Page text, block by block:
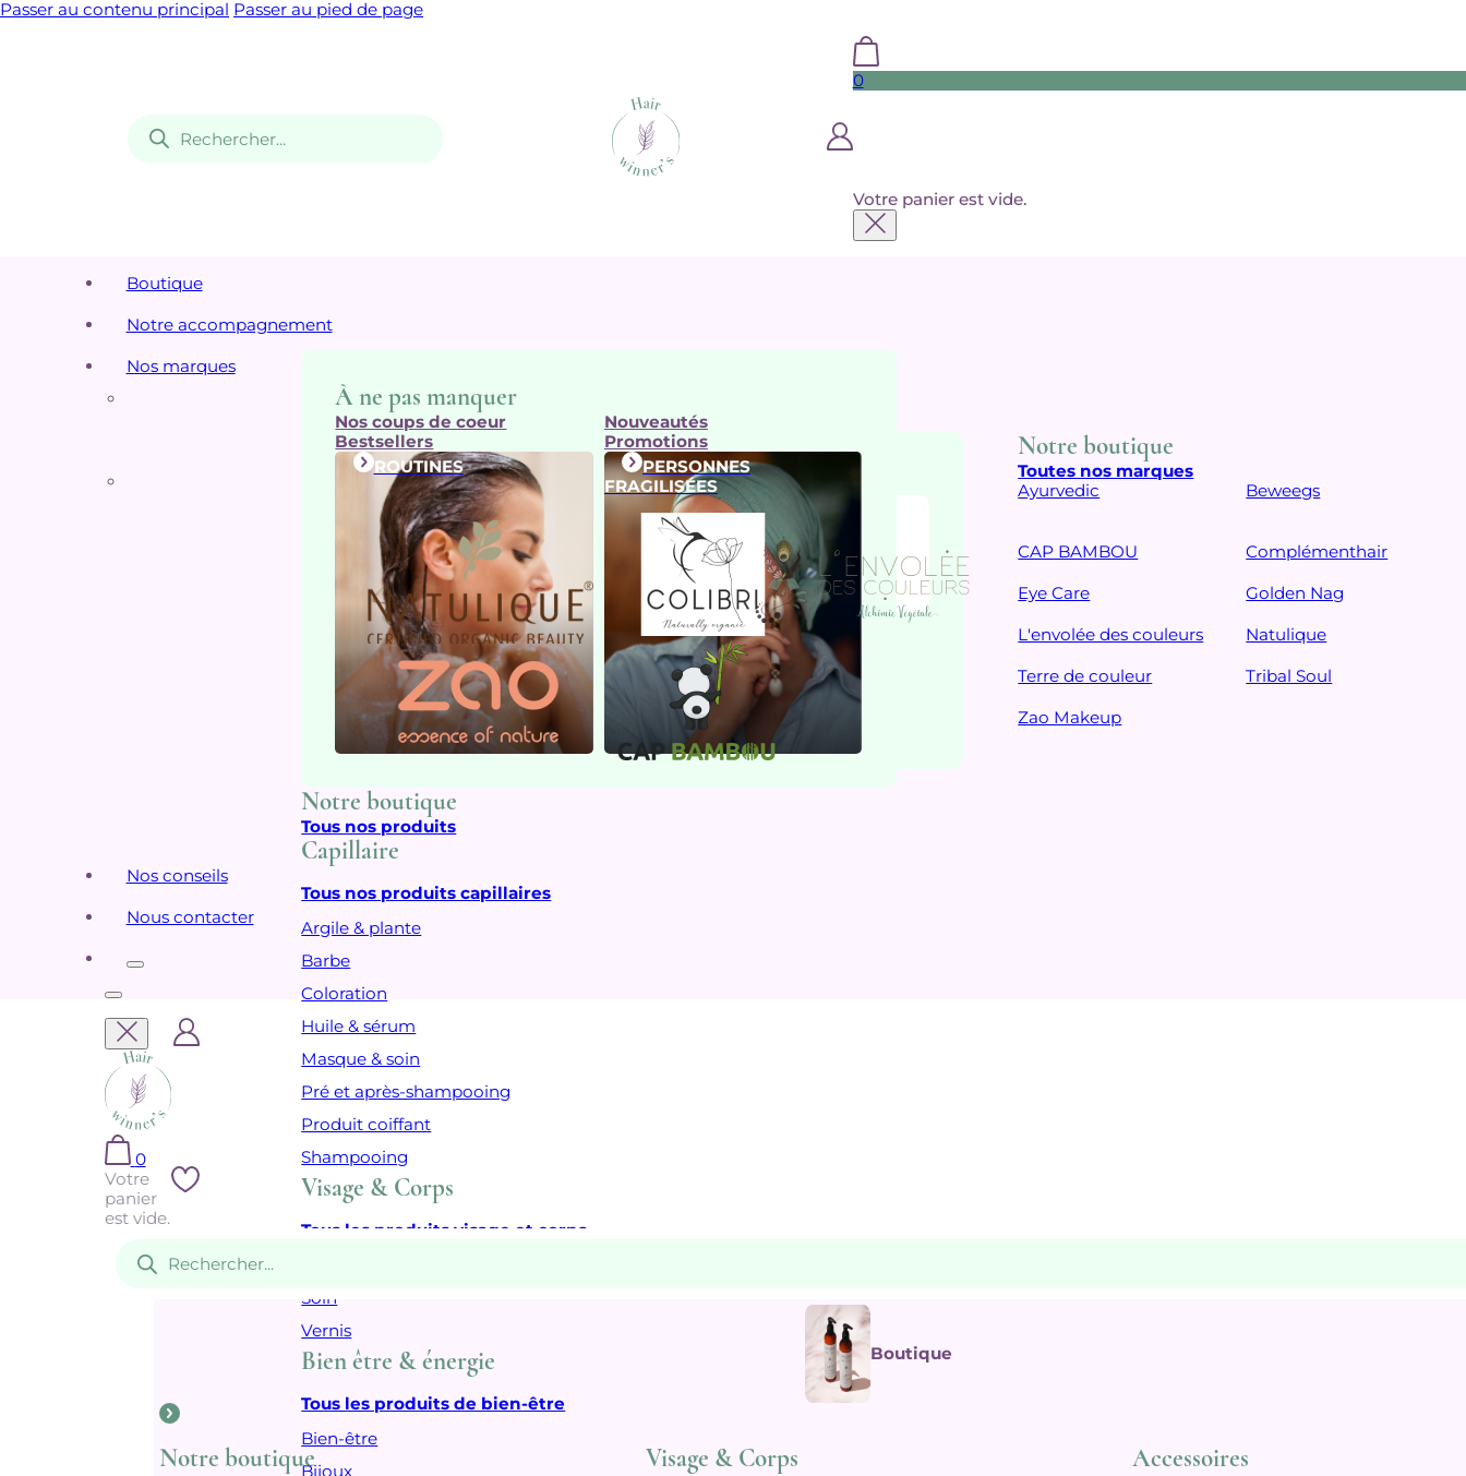
Passer au contenu principal Passer au pied de page
produits
0
Votre panier est vide.
Boutique
À ne pas manquer
Nos coups de coeur
Nouveautés
Bestsellers
Promotions
ROUTINES
PERSONNES
FRAGILISÉES
Notre boutique
Tous nos produits
Capillaire
Tous nos produits capillaires
Argile & plante
Barbe
Coloration
Huile & sérum
Masque & soin
Pré et après-shampooing
Produit coiffant
Shampooing
Visage & Corps
Tous les produits visage et corps
Soin
Vernis
Bien être & énergie
Tous les produits de bien-être
Bien-être
Bijoux
Notre accompagnement
Nos marques
Top 5 de nos marques
Notre boutique
Toutes nos marques
Ayurvedic
Beweegs
CAP BAMBOU
Complémenthair
Eye Care
Golden Nag
L'envolée des couleurs
Natulique
Terre de couleur
Tribal Soul
Zao Makeup
Nos conseils
Nous contacter
0
Votre
panier
est vide.
produits
Boutique
Notre boutique Visage & Corps Accessoires